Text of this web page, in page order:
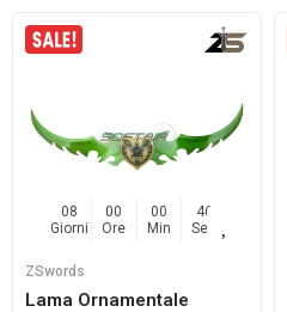
08
Giorni
00
Ore
00
Min
45
Sec
ZSwords
Lama Ornamentale